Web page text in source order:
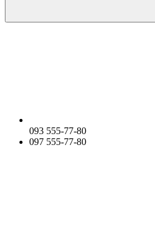
093 555-77-80
097 555-77-80